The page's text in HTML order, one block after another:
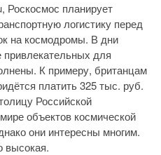
Роскосмос планирует
логистику перед
на космодромы. В дни
для
К примеру, британцам
платить 325 тыс. руб.
Российской
объектов космической
они интересны многим.
высокая.